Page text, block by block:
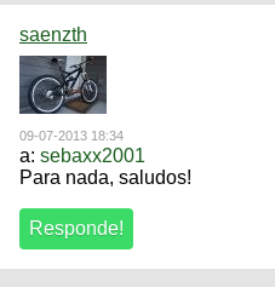
saenzth
09-07-2013 18:34
a: sebaxx2001
Para nada, saludos!